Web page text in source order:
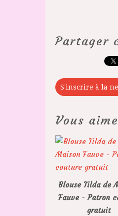
Partager
S'inscrire à la
Vous
Blouse Tilda de
Fauve - Patron
gratuit